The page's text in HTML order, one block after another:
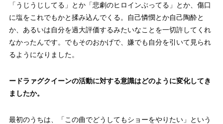
「うじうじしてる」とか「悲劇のヒロインぶってる」とか、傷口
に塩をこれでもかと揉み込んでくる。自己憐憫とか自己陶酔と
か、あるいは自分を過大評価するみたいなことを一切許してくれ
なかったんです。でもそのおかげで、嫌でも自分を引いて見られ
るようになりました。
ードラァグクイーンの活動に対する意識はどのように変化してき
ましたか。
最初のうちは、「この曲でどうしてもショーをやりたい」という